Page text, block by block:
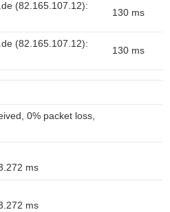
(82.165.107.12):
130 ms
(82.165.107.12):
130 ms
0% packet loss,
ms
ms